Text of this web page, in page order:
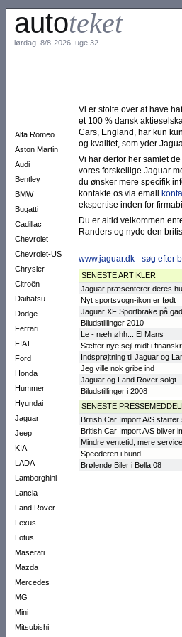
autoteket
lørdag 8/8-2026 uge 32
Alfa Romeo
Aston Martin
Audi
Bentley
BMW
Bugatti
Cadillac
Chevrolet
Chevrolet-US
Chrysler
Citroën
Daihatsu
Dodge
Ferrari
FIAT
Ford
Honda
Hummer
Hyundai
Jaguar
Jeep
KIA
LADA
Lamborghini
Lancia
Land Rover
Lexus
Lotus
Maserati
Mazda
Mercedes
MG
Mini
Mitsubishi
Vi er stolte over at have
et 100 % dansk
Cars, England, har kun
og kvalitet, som yder
Vi har derfor her samlet
vores forskellige Jaguar
du ønsker mere specifik
kontakte os via email
ekspertise inden for
Du er altid velkommen
Randers og nyde den
www.jaguar.dk - søg efter
SENESTE ARTIKLER
Jaguar præsenterer deres
Nyt sportsvogn-ikon er født
Jaguar XF Sportbrake på
Biludstillinger 2010
Le - næh øhh... El Mans
Sætter nye sejl midt i
Indsprøjtning til Jaguar og
Jeg ville nok gribe ind
Jaguar og Land Rover solgt
Biludstillinger i 2008
SENESTE
British Car Import A/S
British Car Import A/S bliver
Mindre ventetid, mere
Speederen i bund
Brølende Biler i Bella 08